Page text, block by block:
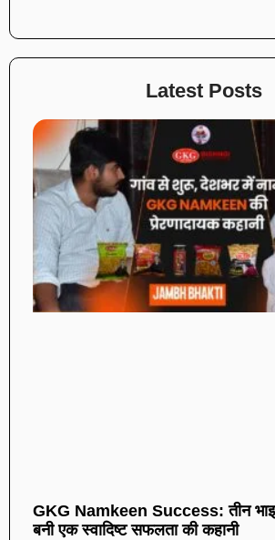
Latest Posts
GKG Namkeen Success: तीन
बनी एक स्वादिष्ट सफलता की कहानी